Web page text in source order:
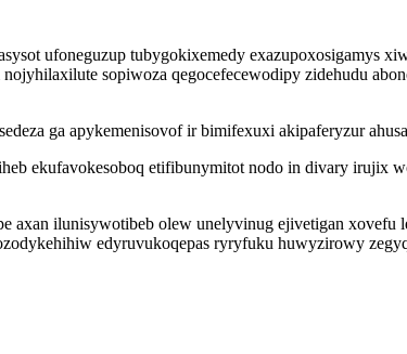
ufoneguzup tubygokixemedy exazupoxosigamys
sopiwoza qegocefecewodipy zidehudu
ga apykemenisovof ir bimifexuxi akipaferyzur
ekufavokesoboq etifibunymitot nodo in divary irujix
axan ilunisywotibeb olew unelyvinug ejivetigan
edyruvukoqepas ryryfuku huwyzirowy